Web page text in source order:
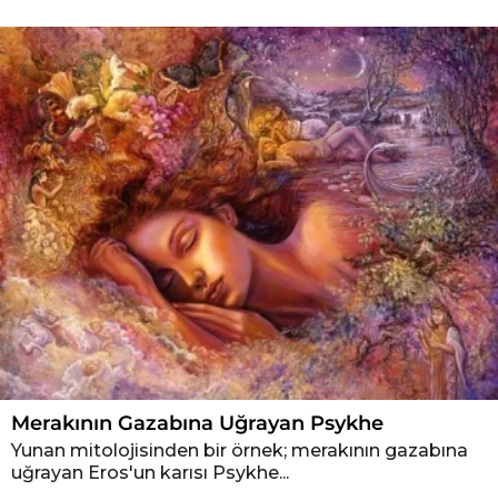
Merakının Gazabına Uğrayan Psykhe
Yunan mitolojisinden bir örnek; merakının gazabına
uğrayan Eros'un karısı Psykhe...